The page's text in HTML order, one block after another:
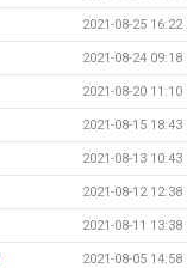
2021-08-25 16:22
2021-08-24 09:18
2021-08-20 11:10
2021-08-15 18:43
2021-08-13 10:43
2021-08-12 12:38
2021-08-11 13:38
2021-08-05 14:58